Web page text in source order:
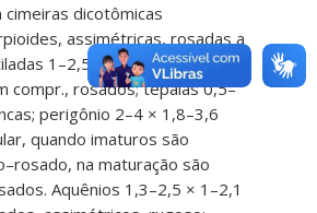
dicotômicas
assimétricas, rosadas a
1–2,5 × 0,8–2,2 mm;
compr., rosados; tépalas 0,5–
perigônio 2–4 × 1,8–3,6
quando imaturos são
na maturação são
Aquênios 1,3–2,5 × 1–2,1